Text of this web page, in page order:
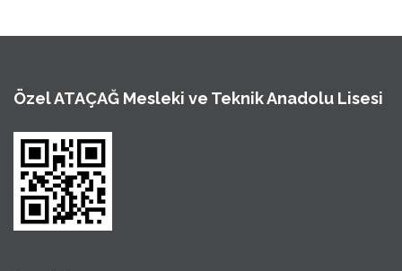
Özel ATAÇAĞ Mesleki ve Teknik Anadolu Lisesi